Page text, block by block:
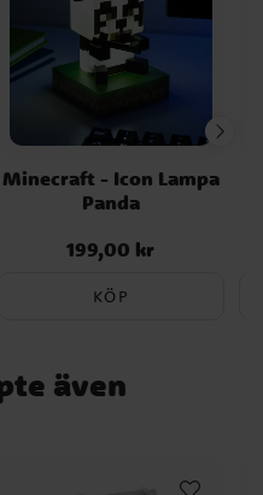
Minecraft - Icon Lampa
Panda
Pris:199,00 kr
199,00 kr
KÖP
även